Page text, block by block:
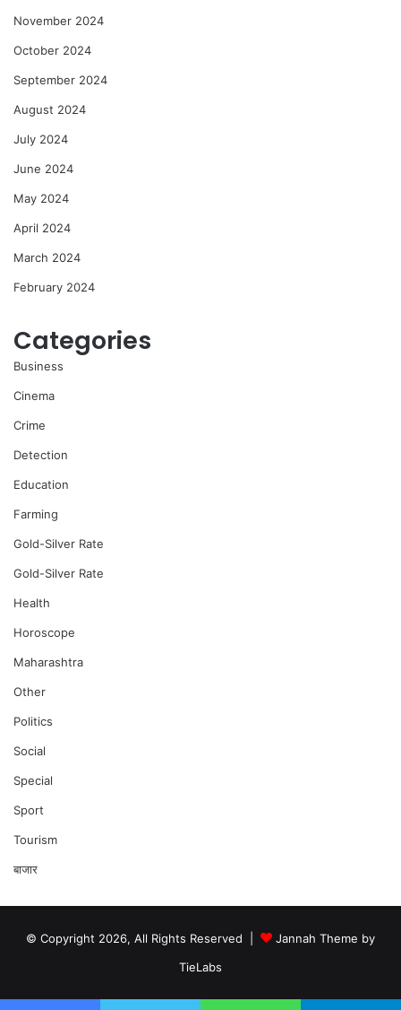
November 2024
October 2024
September 2024
August 2024
July 2024
June 2024
May 2024
April 2024
March 2024
February 2024
Categories
Business
Cinema
Crime
Detection
Education
Farming
Gold-Silver Rate
Gold-Silver Rate
Health
Horoscope
Maharashtra
Other
Politics
Social
Special
Sport
Tourism
बाजार
© Copyright 2026, All Rights Reserved |
Jannah Theme by
TieLabs